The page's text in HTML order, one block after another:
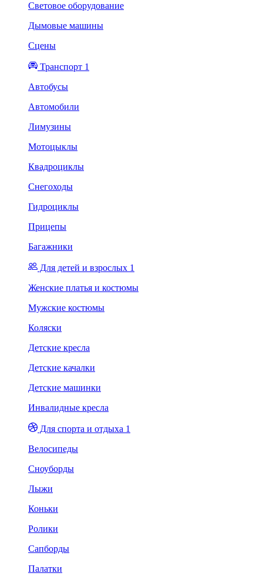
Световое оборудование
Дымовые машины
Сцены
Транспорт 1
Автобусы
Автомобили
Лимузины
Мотоцыклы
Квадроциклы
Снегоходы
Гидроциклы
Прицепы
Багажники
Для детей и взрослых 1
Женские платья и костюмы
Мужские костюмы
Коляски
Детские кресла
Детские качалки
Детские машинки
Инвалидные кресла
Для спорта и отдыха 1
Велосипеды
Сноуборды
Лыжи
Коньки
Ролики
Сапборды
Палатки